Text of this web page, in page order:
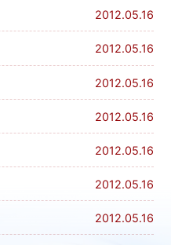
2012.05.16
2012.05.16
2012.05.16
2012.05.16
2012.05.16
2012.05.16
2012.05.16